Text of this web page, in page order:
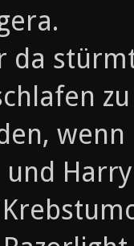
da
wenn
und